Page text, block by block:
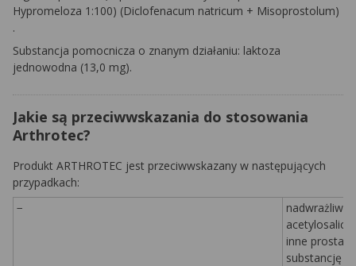
Hypromeloza 1:100) (Diclofenacum natricum + Misoprostolum)
.
Substancja pomocnicza o znanym działaniu: laktoza
jednowodna (13,0 mg).
Jakie są przeciwwskazania do stosowania
Arthrotec?
Produkt ARTHROTEC jest przeciwwskazany w następujących
przypadkach:
−
inne
substancję